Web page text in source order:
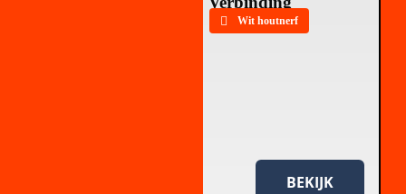
Wit houtnerf
BEKIJK